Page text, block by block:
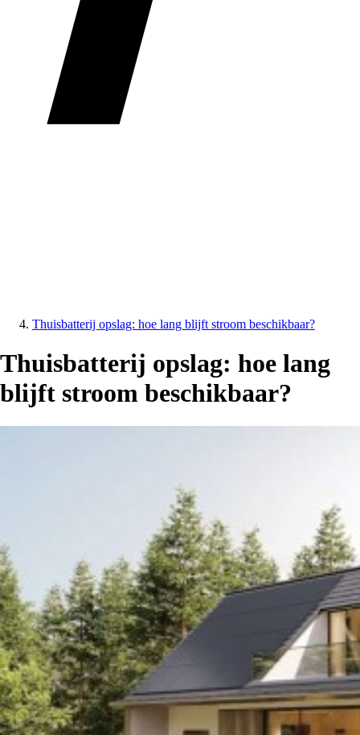
Thuisbatterij opslag: hoe lang blijft stroom beschikbaar?
Thuisbatterij opslag: hoe lang
blijft stroom beschikbaar?